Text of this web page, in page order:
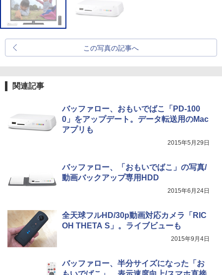
この写真の記事へ
関連記事
バッファロー、おもいでばこ「PD-100
0」をアップデート。データ転送用のMac
アプリも
2015年5月29日
バッファロー、「おもいでばこ」の写真/
動画バックアップ専用HDD
2015年6月24日
全天球フルHD/30p動画対応カメラ「RIC
OH THETA S」。ライブビューも
2015年9月4日
バッファロー、半分サイズになった「お